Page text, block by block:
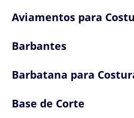
Aviamentos para
Barbantes
Barbatana para
Base de Corte